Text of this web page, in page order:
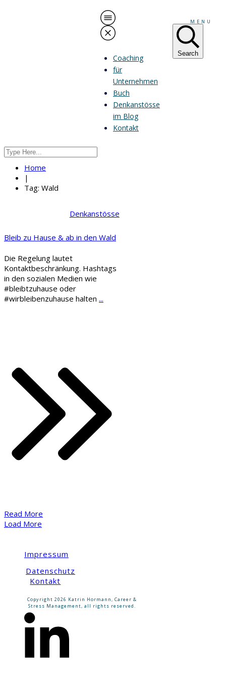
MENU
Coaching
für
Unternehmen
Buch
Denkanstösse
im Blog
Kontakt
Search
Home
|
Tag: Wald
Denkanstösse
Bleib zu Hause & ab in den Wald
Die Regelung lautet
Kontaktbeschränkung. Hashtags
in den sozialen Medien wie
#bleibtzuhause oder
#wirbleibenzuhause halten ...
​Read More
Load More
Impressum
Datenschutz
Kontakt
Copyright 2026 Katrin Hormann, Career &
Stress Management, all rights reserved.